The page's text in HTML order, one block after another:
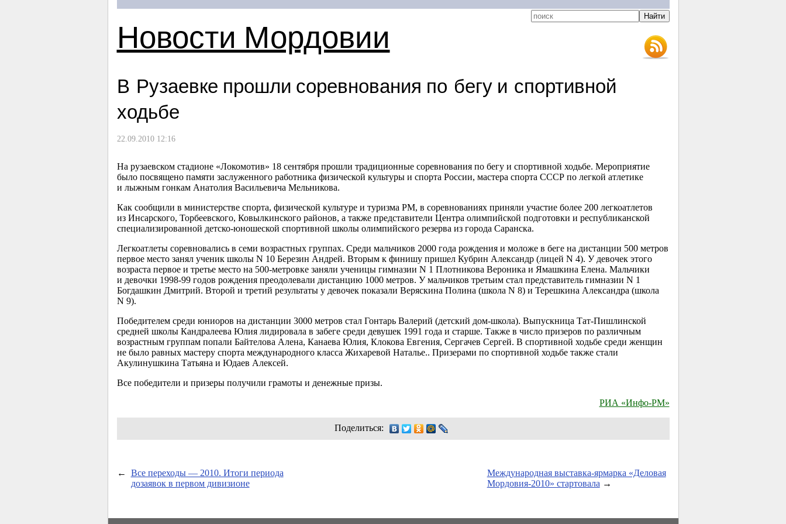
Новости Мордовии
В Рузаевке прошли соревнования по бегу и спортивной
ходьбе
22.09.2010 12:16
На рузаевском стадионе «Локомотив» 18 сентября прошли традиционные соревнования по бегу и спортивной ходьбе. Мероприятие
было посвящено памяти заслуженного работника физической культуры и спорта России, мастера спорта СССР по легкой атлетике
и лыжным гонкам Анатолия Васильевича Мельникова.
Как сообщили в министерстве спорта, физической культуре и туризма РМ, в соревнованиях приняли участие более 200 легкоатлетов
из Инсарского, Торбеевского, Ковылкинского районов, а также представители Центра олимпийской подготовки и республиканской
специализированной детско-юношеской спортивной школы олимпийского резерва из города Саранска.
Легкоатлеты соревновались в семи возрастных группах. Среди мальчиков 2000 года рождения и моложе в беге на дистанции 500 метров
первое место занял ученик школы N 10 Березин Андрей. Вторым к финишу пришел Кубрин Александр (лицей N 4). У девочек этого
возраста первое и третье место на 500-метровкезаняли ученицы гимназии N 1 Плотникова Вероника и Ямашкина Елена. Мальчики
и девочки 1998-99годов рождения преодолевали дистанцию 1000 метров. У мальчиков третьим стал представитель гимназии N 1
Богдашкин Дмитрий. Второй и третий результаты у девочек показали Веряскина Полина (школа N 8) и Терешкина Александра (школа
N 9).
Победителем среди юниоров на дистанции 3000 метров стал Гонтарь Валерий (детский дом-школа). Выпускница Тат-Пишлинской
средней школы Кандралеева Юлия лидировала в забеге среди девушек 1991 года и старше. Также в число призеров по различным
возрастным группам попали Байтелова Алена, Канаева Юлия, Клокова Евгения, Сергачев Сергей. В спортивной ходьбе среди женщин
не было равных мастеру спорта международного класса Жихаревой Наталье.. Призерами по спортивной ходьбе также стали
Акулинушкина Татьяна и Юдаев Алексей.
Все победители и призеры получили грамоты и денежные призы.
РИА «Инфо-РМ»
Поделиться:
←
Все переходы — 2010. Итоги периода
дозаявок в первом дивизионе
Международная выставка-ярмарка «Деловая
Мордовия-2010» стартовала →